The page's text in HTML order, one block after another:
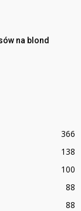
na blond
366
138
100
88
88